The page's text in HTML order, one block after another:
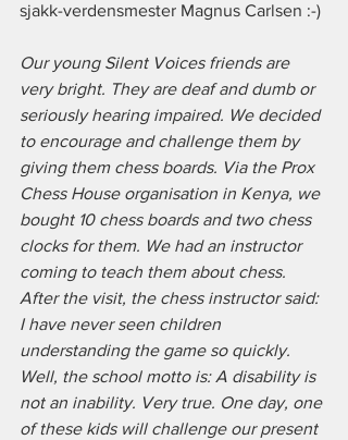
sjakk-verdensmester Magnus Carlsen :-)
Our young Silent Voices friends are
very bright. They are deaf and dumb or
seriously hearing impaired. We decided
to encourage and challenge them by
giving them chess boards. Via the Prox
Chess House organisation in Kenya, we
bought 10 chess boards and two chess
clocks for them. We had an instructor
coming to teach them about chess.
After the visit, the chess instructor said:
I have never seen children
understanding the game so quickly.
Well, the school motto is: A disability is
not an inability. Very true. One day, one
of these kids will challenge our present